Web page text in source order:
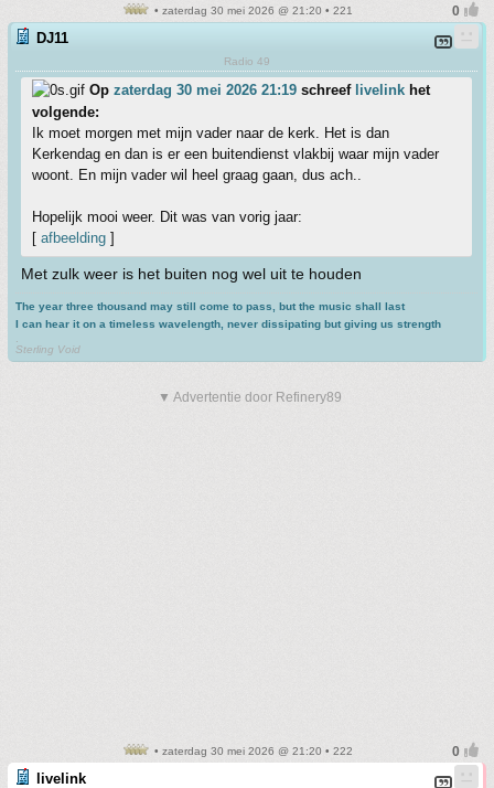
• zaterdag 30 mei 2026 @ 21:20 • 221
DJ11
Radio 49
Op zaterdag 30 mei 2026 21:19 schreef livelink het
volgende:
Ik moet morgen met mijn vader naar de kerk. Het is dan
Kerkendag en dan is er een buitendienst vlakbij waar mijn vader
woont. En mijn vader wil heel graag gaan, dus ach..
Hopelijk mooi weer. Dit was van vorig jaar:
[ afbeelding ]
Met zulk weer is het buiten nog wel uit te houden
The year three thousand may still come to pass, but the music shall last
I can hear it on a timeless wavelength, never dissipating but giving us strength
Sterling Void
▼ Advertentie door Refinery89
• zaterdag 30 mei 2026 @ 21:20 • 222
livelink